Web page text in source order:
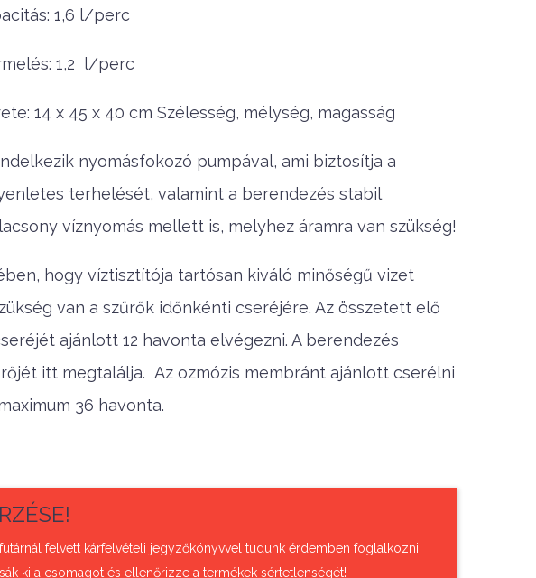
1,6 l/perc
1,2 l/perc
14 x 45 x 40 cm Szélesség, mélység, magasság
nyomásfokozó pumpával, ami biztosítja a
terhelését, valamint a berendezés stabil
víznyomás mellett is, melyhez áramra van szükség!
hogy víztisztítója tartósan kiváló minőségű vizet
van a szűrők időnkénti cseréjére. Az összetett elő
ajánlott 12 havonta elvégezni. A berendezés
itt megtalálja. Az ozmózis membránt ajánlott cserélni
36 havonta.
felvett kárfelvételi jegyzőkönyvvel tudunk érdemben foglalkozni!
ki a csomagot és ellenőrizze a termékek sértetlenségét!